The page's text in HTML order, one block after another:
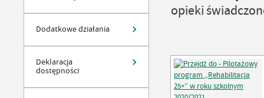
Dodatkowe działania
Deklaracja
dostępności
opieki